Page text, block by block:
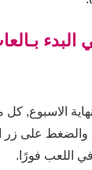
البدء
الاسبوع,
والضغط على زر
في اللعب فورًا.